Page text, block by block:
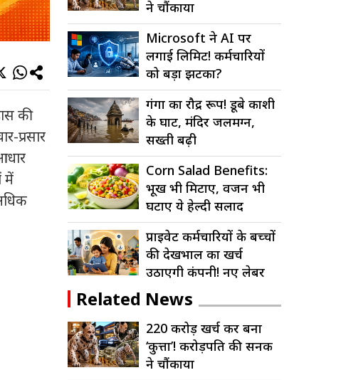
की
प्रसार
में
ने चौंकाया
Microsoft ने AI पर
लगाई लिमिट! कर्मचारियों
को बड़ा झटका?
गंगा का रौद्र रूप! डूबे काशी
के घाट, मंदिर जलमग्न,
सख्ती बढ़ी
Corn Salad Benefits:
भूख भी मिटाए, वजन भी
घटाए ये हेल्दी सलाद
प्राइवेट कर्मचारियों के बच्चों
की देखभाल का खर्च
उठाएगी कंपनी! नए लेबर
कोड में बड़ा...
Related News
220 करोड़ खर्च कर बना
‘कुत्ता’! करोड़पति की सनक
ने चौंकाया